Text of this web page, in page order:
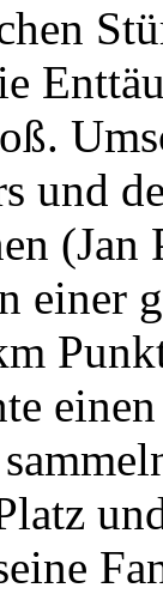
und
(Jan
einer